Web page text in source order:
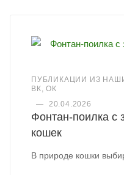
ПУБЛИКАЦИИ ИЗ
ВК, ОК
—
20.04.2026
Фонтан-поилка с
кошек
В природе кошки